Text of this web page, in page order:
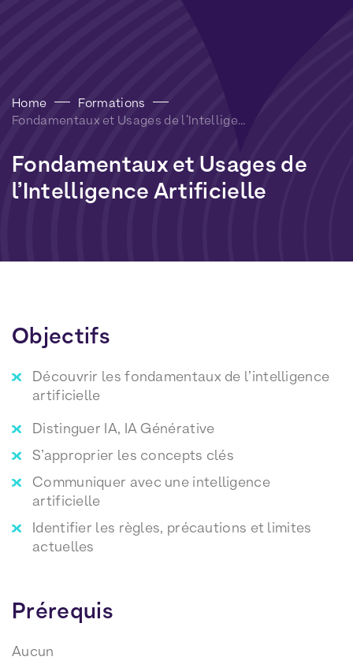
Home
Formations
Fondamentaux et Usages de l’Intelligence Artificielle
Fondamentaux et Usages de
l’Intelligence Artificielle
Objectifs
Découvrir les fondamentaux de l’intelligence
artificielle
Distinguer IA, IA Générative
S’approprier les concepts clés
Communiquer avec une intelligence
artificielle
Identifier les règles, précautions et limites
actuelles
Prérequis
Aucun